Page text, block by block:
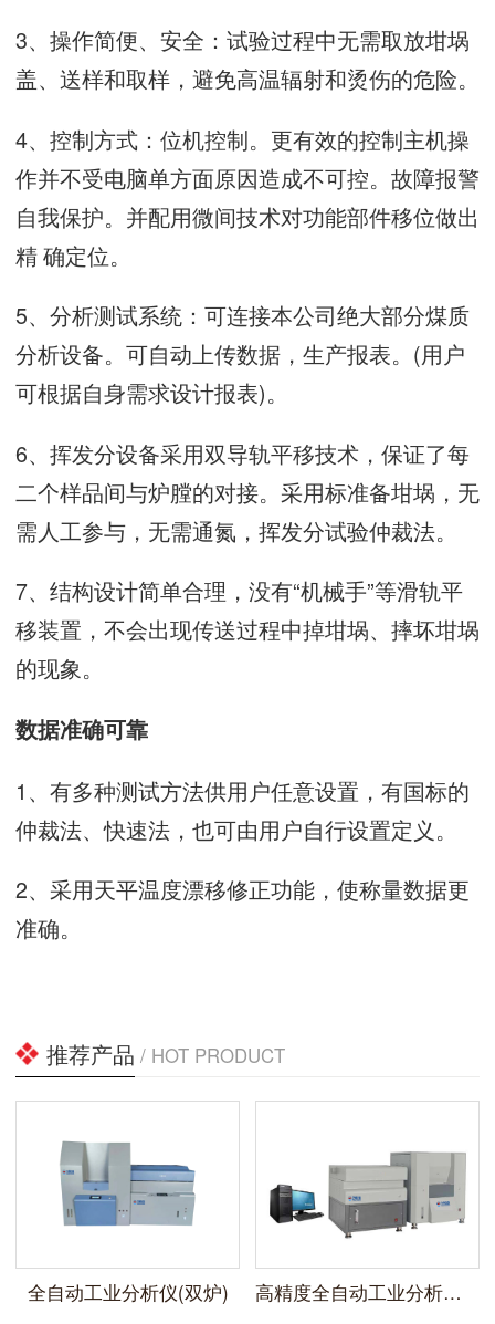
3、操作简便、安全：试验过程中无需取放坩埚
盖、送样和取样，避免高温辐射和烫伤的危险。
4、控制方式：位机控制。更有效的控制主机操
作并不受电脑单方面原因造成不可控。故障报警
自我保护。并配用微间技术对功能部件移位做出
精 确定位。
5、分析测试系统：可连接本公司绝大部分煤质
分析设备。可自动上传数据，生产报表。(用户
可根据自身需求设计报表)。
6、挥发分设备采用双导轨平移技术，保证了每
二个样品间与炉膛的对接。采用标准备坩埚，无
需人工参与，无需通氮，挥发分试验仲裁法。
7、结构设计简单合理，没有“机械手”等滑轨平
移装置，不会出现传送过程中掉坩埚、摔坏坩埚
的现象。
数据准确可靠
1、有多种测试方法供用户任意设置，有国标的
仲裁法、快速法，也可由用户自行设置定义。
2、采用天平温度漂移修正功能，使称量数据更
准确。
推荐产品 / HOT PRODUCT
全自动工业分析仪(双炉) 高精度全自动工业分析仪AB